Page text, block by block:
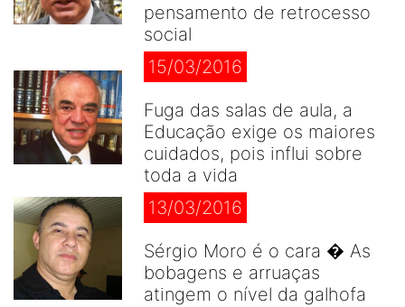
pensamento de retrocesso
social
15/03/2016
Fuga das salas de aula, a
Educação exige os maiores
cuidados, pois influi sobre
toda a vida
13/03/2016
Sérgio Moro é o cara � As
bobagens e arruaças
atingem o nível da galhofa